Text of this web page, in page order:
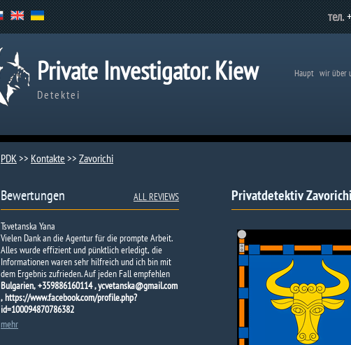
тел.
Private Investigator. Kiew
Detektei
Haupt wir über
PDK>> Kontakte >> Zavorichi
Privatdetektiv Zavorichi
Bewertungen ALL REVIEWS
Tsvetanska Yana
Vielen Dank an die Agentur für die prompte Arbeit.
Alles wurde effizient und pünktlich erledigt, die
Informationen waren sehr hilfreich und ich bin mit
dem Ergebnis zufrieden. Auf jeden Fall empfehlen
Bulgarien, +359886160114 , ycvetanska@gmail.com
, https://www.facebook.com/profile.php?
id=100094870786382
mehr